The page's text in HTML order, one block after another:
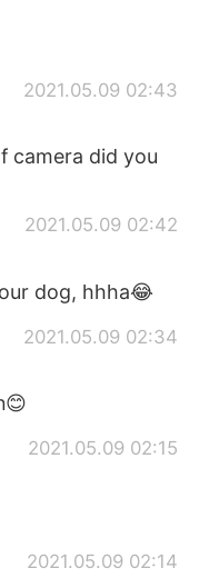
2021.05.09 02:43
camera did you
2021.05.09 02:42
dog, hhha😂
2021.05.09 02:34
2021.05.09 02:15
2021.05.09 02:14